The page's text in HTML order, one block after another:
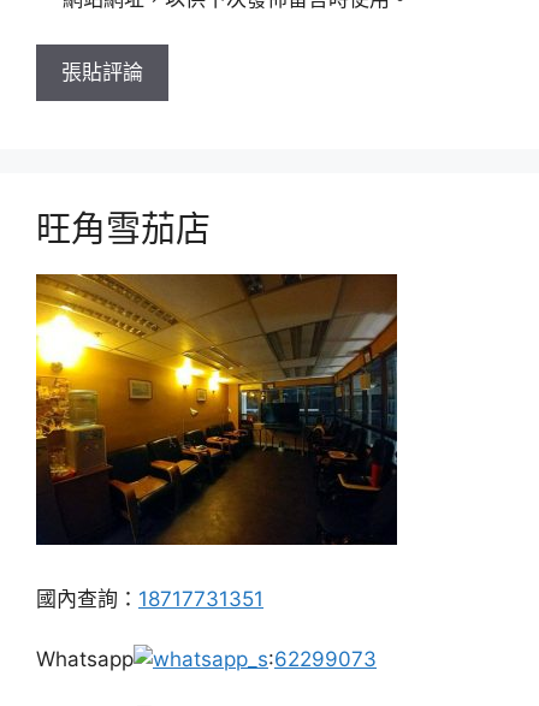
旺角雪茄店
國內查詢： 18717731351
Whatsapp :62299073